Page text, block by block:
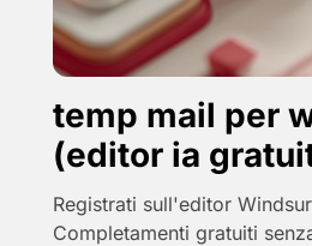
temp mail per
(editor ia
Registrati sull'editor
Completamenti gratuiti